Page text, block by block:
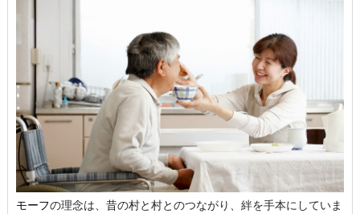
モーフの理念は、昔の村と村とのつながり、絆を手本にしていま